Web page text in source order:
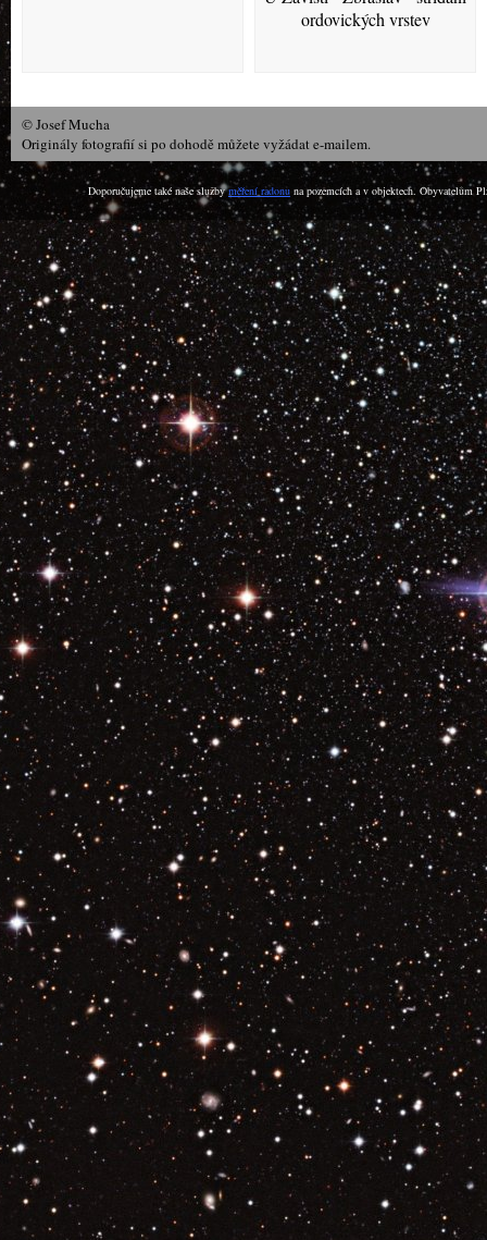
ordovických vrstev
© Josef Mucha
Originály fotografií si po dohodě můžete vyžádat e-mailem.
Doporučujeme také naše službyměření radonu na pozemcích a v objektech. Obyvatelům